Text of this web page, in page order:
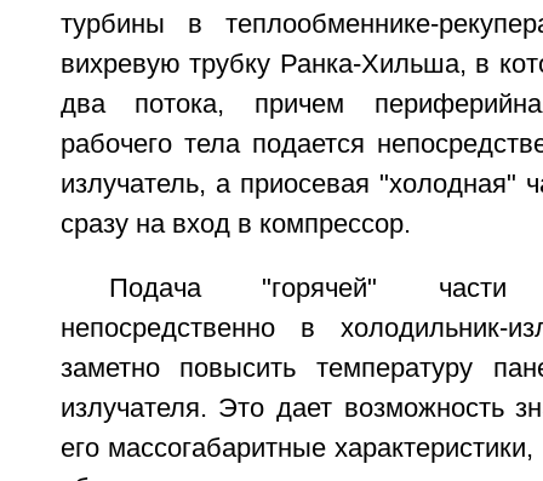
турбины в теплообменнике-
вихревую трубку Ранка-Хильша, в
два потока, причем
рабочего тела подается
излучатель, а приосевая "холодная"
сразу на вход в компрессор.
Подача "горячей" части
непосредственно в холодильник-
заметно повысить температуру
излучателя. Это дает возможность
его массогабаритные